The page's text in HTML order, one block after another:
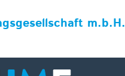
m.b.H.